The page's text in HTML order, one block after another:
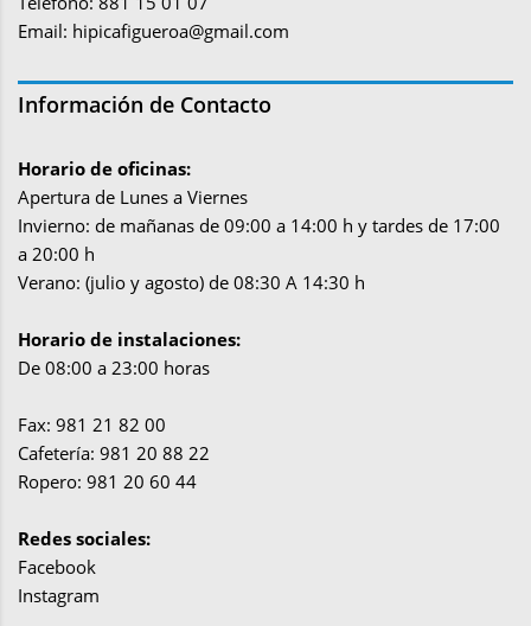
Email: hipicafigueroa@gmail.com
Información de Contacto
Horario de oficinas:
Apertura de Lunes a Viernes
Invierno: de mañanas de 09:00 a 14:00 h y tardes de 17:00
a 20:00 h
Verano: (julio y agosto) de 08:30 A 14:30 h
Horario de instalaciones:
De 08:00 a 23:00 horas
Fax: 981 21 82 00
Cafetería: 981 20 88 22
Ropero: 981 20 60 44
Redes sociales:
Facebook
Instagram